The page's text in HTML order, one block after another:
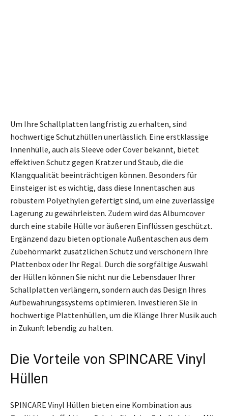
Um Ihre Schallplatten langfristig zu erhalten, sind
hochwertige Schutzhüllen unerlässlich. Eine erstklassige
Innenhülle, auch als Sleeve oder Cover bekannt, bietet
effektiven Schutz gegen Kratzer und Staub, die die
Klangqualität beeinträchtigen können. Besonders für
Einsteiger ist es wichtig, dass diese Innentaschen aus
robustem Polyethylen gefertigt sind, um eine zuverlässige
Lagerung zu gewährleisten. Zudem wird das Albumcover
durch eine stabile Hülle vor äußeren Einflüssen geschützt.
Ergänzend dazu bieten optionale Außentaschen aus dem
Zubehörmarkt zusätzlichen Schutz und verschönern Ihre
Plattenbox oder Ihr Regal. Durch die sorgfältige Auswahl
der Hüllen können Sie nicht nur die Lebensdauer Ihrer
Schallplatten verlängern, sondern auch das Design Ihres
Aufbewahrungssystems optimieren. Investieren Sie in
hochwertige Plattenhüllen, um die Klänge Ihrer Musik auch
in Zukunft lebendig zu halten.
Die Vorteile von SPINCARE Vinyl
Hüllen
SPINCARE Vinyl Hüllen bieten eine Kombination aus